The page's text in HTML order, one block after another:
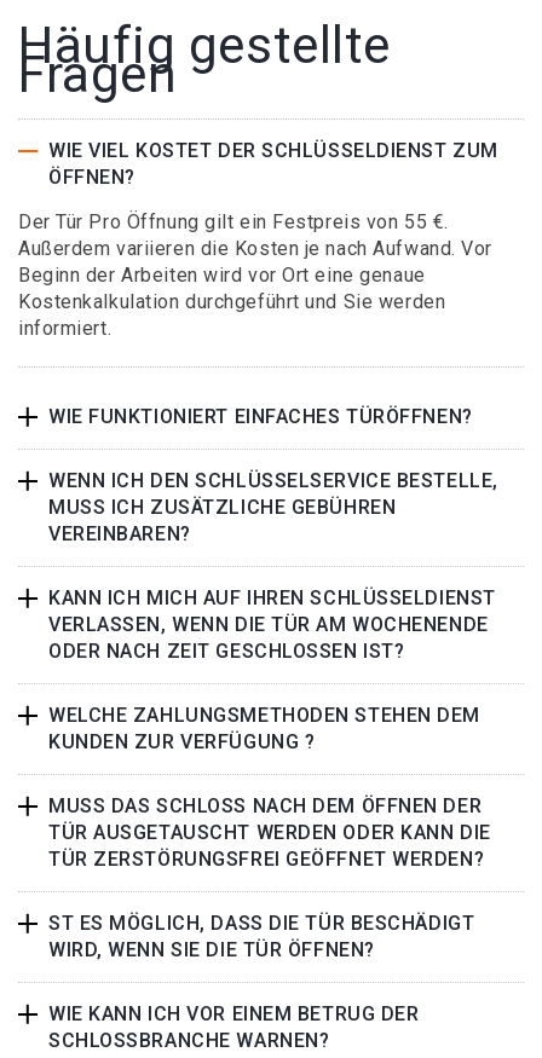
Häufig gestellte
Fragen
WIE VIEL KOSTET DER SCHLÜSSELDIENST ZUM
ÖFFNEN?
Der Tür Pro Öffnung gilt ein Festpreis von 55 €.
Außerdem variieren die Kosten je nach Aufwand. Vor
Beginn der Arbeiten wird vor Ort eine genaue
Kostenkalkulation durchgeführt und Sie werden
informiert.
WIE FUNKTIONIERT EINFACHES TÜRÖFFNEN?
WENN ICH DEN SCHLÜSSELSERVICE BESTELLE,
MUSS ICH ZUSÄTZLICHE GEBÜHREN
VEREINBAREN?
KANN ICH MICH AUF IHREN SCHLÜSSELDIENST
VERLASSEN, WENN DIE TÜR AM WOCHENENDE
ODER NACH ZEIT GESCHLOSSEN IST?
WELCHE ZAHLUNGSMETHODEN STEHEN DEM
KUNDEN ZUR VERFÜGUNG ?
MUSS DAS SCHLOSS NACH DEM ÖFFNEN DER
TÜR AUSGETAUSCHT WERDEN ODER KANN DIE
TÜR ZERSTÖRUNGSFREI GEÖFFNET WERDEN?
ST ES MÖGLICH, DASS DIE TÜR BESCHÄDIGT
WIRD, WENN SIE DIE TÜR ÖFFNEN?
WIE KANN ICH VOR EINEM BETRUG DER
SCHLOSSBRANCHE WARNEN?